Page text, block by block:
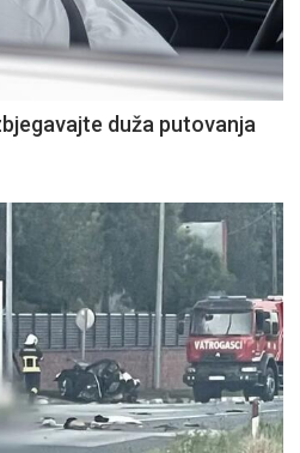
duža putovanja